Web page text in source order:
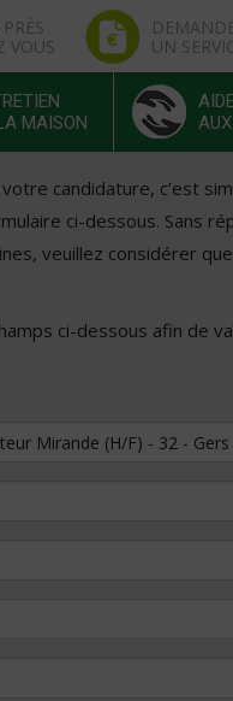
VOUS
UN
MAISON
candidature, c’est
ci-dessous. Sans
veuillez considérer
ci-dessous afin de
au poste de